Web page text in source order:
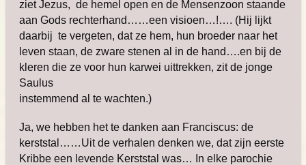
ziet Jezus, de hemel open en de Mensenzoon staande
aan Gods rechterhand……een visioen…!…. (Hij lijkt
daarbij te vergeten, dat ze hem, hun broeder naar het
leven staan, de zware stenen al in de hand….en bij de
kleren die ze voor hun karwei uittrekken, zit de jonge
Saulus
instemmend al te wachten.)
Ja, we hebben het te danken aan Franciscus: de
kerststal……Uit de verhalen denken we, dat zijn eerste
Kribbe een levende Kerststal was… In elke parochie